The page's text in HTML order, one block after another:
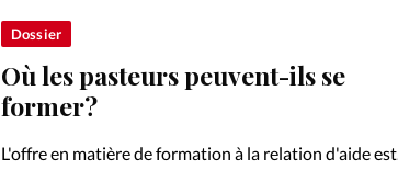
Dossier
Où les pasteurs peuvent-ils se
former?
L'offre en matière de formation à la relation d'aide est